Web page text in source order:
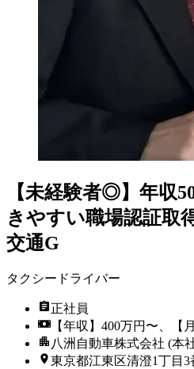
【未経験者◎】年収
きやすい職場認証取
交通G
タクシードライバー
正社員
【年収】400万円〜、【
八洲自動車株式会社 (本
東京都江東区清澄1丁目3